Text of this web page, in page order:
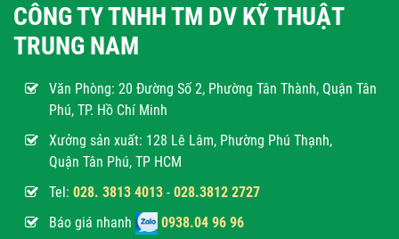
CÔNG TY TNHH TM DV KỸ THUẬT
TRUNG NAM
Văn Phòng: 20 Đường Số 2, Phường Tân Thành, Quận Tân
Phú, TP. Hồ Chí Minh
Xưởng sản xuất: 128 Lê Lâm, Phường Phú Thạnh,
Quận Tân Phú, TP HCM
Tel: 028. 3813 4013 - 028.3812 2727
Báo giá nhanh
0938.04 96 96